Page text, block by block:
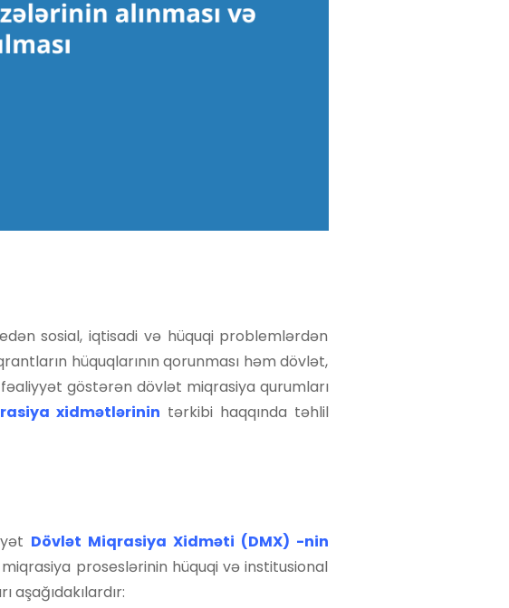
sosial, iqtisadi və hüquqi problemlərdən
hüquqlarının qorunması həm dövlət,
göstərən dövlət miqrasiya qurumları
xidmətlərinin tərkibi haqqında təhlil
Dövlət Miqrasiya Xidməti (DMX) -nin
proseslərinin hüquqi və institusional